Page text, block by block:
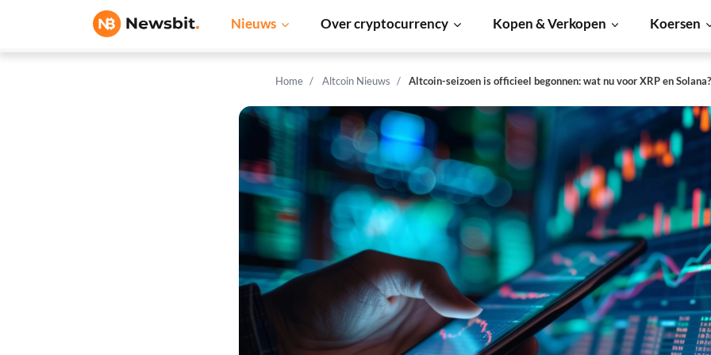
Nieuws Over cryptocurrency Kopen & Verkopen Koersen
Home Altcoin Nieuws Altcoin-seizoen is officieel begonnen: wat nu voor XRP en Solana?